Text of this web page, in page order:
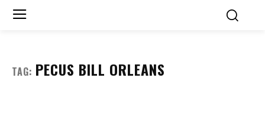
TAG: PECUS BILL ORLEANS